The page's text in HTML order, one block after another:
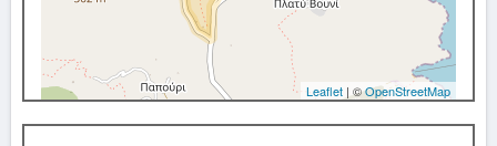
Leaflet | ©OpenStreetMap